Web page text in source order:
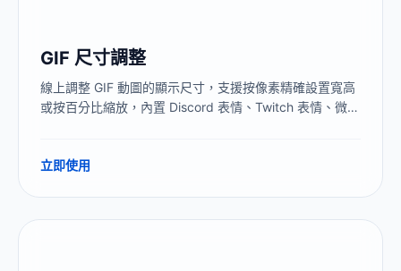
GIF 尺寸調整
線上調整 GIF 動圖的顯示尺寸，支援按像素精確設置寬高
或按百分比縮放，內置 Discord 表情、Twitch 表情、微信
立即使用